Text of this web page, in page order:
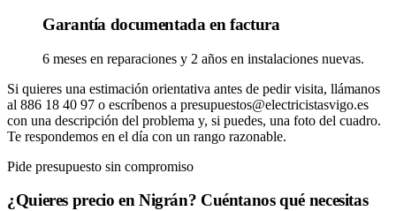
Garantía documentada en factura
6 meses en reparaciones y 2 años en instalaciones nuevas.
Si quieres una estimación orientativa antes de pedir visita, llámanos
al 886 18 40 97 o escríbenos a presupuestos@electricistasvigo.es
con una descripción del problema y, si puedes, una foto del cuadro.
Te respondemos en el día con un rango razonable.
Pide presupuesto sin compromiso
¿Quieres precio en Nigrán? Cuéntanos qué necesitas